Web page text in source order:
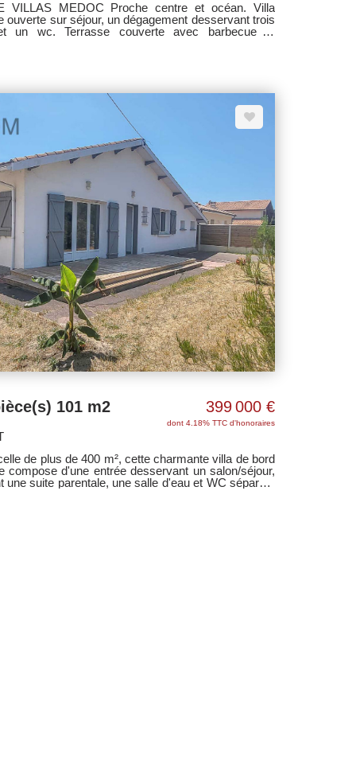
VILLAS MEDOC Proche centre et océan. Villa
ouverte sur séjour, un dégagement desservant trois
un wc. Terrasse couverte avec barbecue et
101 m2 399 000 €
dont 4.18% TTC d'honoraires
de plus de 400 m², cette charmante villa de bord
compose d'une entrée desservant un salon/séjour,
suite parentale, une salle d'eau et WC séparés.